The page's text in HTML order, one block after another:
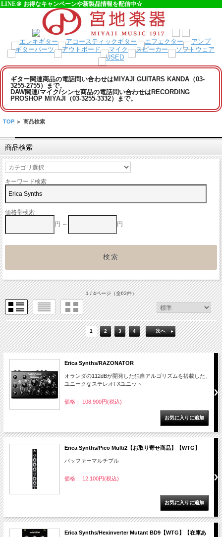
LINE＠ お得なキャンペーンや新製品情報を配信中☆
ギター関連商品の電話問い合わせはMIYAJI GUITARS KANDA（03-
3255-2755）まで。
DAW関連/マイク/シンセ商品の電話問い合わせはRECORDING
PROSHOP MIYAJI（03-3255-3332）まで。
TOP > 商品検索
商品検索
キーワード検索
価格帯検索
円 ～
円
1 / 4ページ（全63件）
1 2 3 4 次へ
Erica Synths/RAZONATOR
オランダの112dBが開発した独自アルゴリズムを搭載した、
ユニークなステレオFXユニット
価格： 108,900円(税込)
Erica Synths/Pico Multi2【お取り寄せ商品】【WTG】
バッファーマルチプル
価格： 12,100円(税込)
Erica Synths/Hexinverter Mutant BD9【WTG】【在庫あ